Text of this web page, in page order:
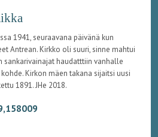
1941, seuraavana päivänä kun
Antrean. Kirkko oli suuri, sinne mahtui
sankarivainajat haudatttiin vanhalle
Kirkon mäen takana sijaitsi uusi
1891. JHe 2018.